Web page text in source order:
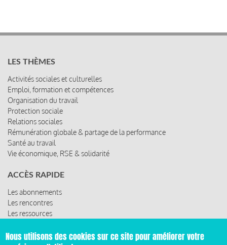
LES THÈMES
Activités sociales et culturelles
Emploi, formation et compétences
Organisation du travail
Protection sociale
Relations sociales
Rémunération globale & partage de la performance
Santé au travail
Vie économique, RSE & solidarité
ACCÈS RAPIDE
Les abonnements
Les rencontres
Les ressources
Nous utilisons des cookies sur ce site pour améliorer votre